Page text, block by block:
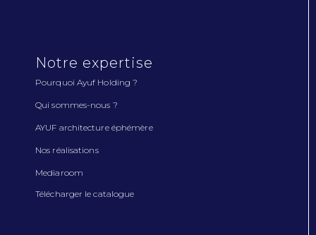
Notre expertise
Pourquoi Ayuf Holding ?
Qui sommes-nous ?
AYUF architecture éphémère
Nos réalisations
Mediaroom
Télécharger le catalogue